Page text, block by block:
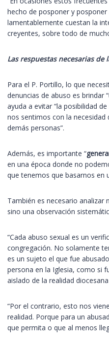
hecho de posponer y
lamentablemente cuestan la
creyentes, sobre todo de
Las respuestas necesarias de
Para el P. Portillo, lo que
denuncias de abuso es brindar “
ayuda a evitar “la posibilidad
nos sentimos con la necesidad
demás personas”.
Además, es importante “
en una época donde no
que tenemos que basarnos en
También es necesario analizar
sino una observación
“Cada abuso sexual es un
congregación. No solamente
es un sujeto el que fue
persona en la Iglesia, como si
aislado de la realidad
“Por el contrario, esto nos
realidad. Porque para un
que permita o que al menos